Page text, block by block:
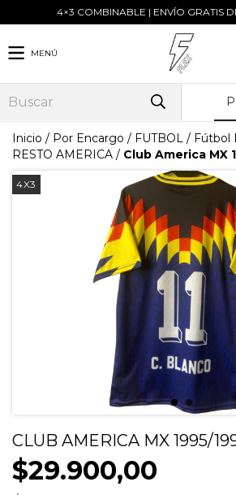
4×3 COMBINABLE | ENVÍO GRATIS
MENÚ
Inicio / Por Encargo / FUTBOL / Fútbol
RESTO AMERICA / Club America MX
4X3
CLUB AMERICA MX 1995/
$29.900,00